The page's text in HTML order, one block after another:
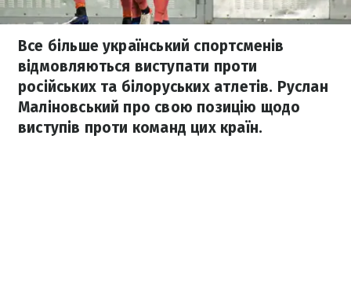
Все більше український спортсменів
відмовляються виступати проти
російських та білоруських атлетів. Руслан
Маліновський про свою позицію щодо
виступів проти команд цих країн.